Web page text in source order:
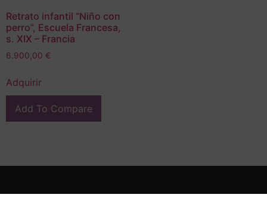
Retrato infantil “Niño con
perro”, Escuela Francesa,
s. XIX – Francia
6.900,00 €
Adquirir
Add To Compare